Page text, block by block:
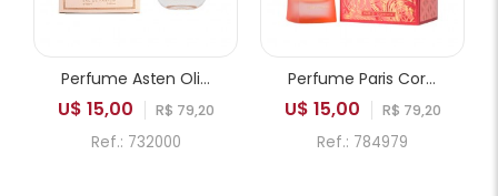
Perfume Asten Olivenite EDP Feminino 100ml
U$ 15,00 R$ 79,20
Ref.: 732000
Perfume Paris Corner Khair Fusion EDP Feminino 100ml
U$ 15,00 R$ 79,20
Ref.: 784979